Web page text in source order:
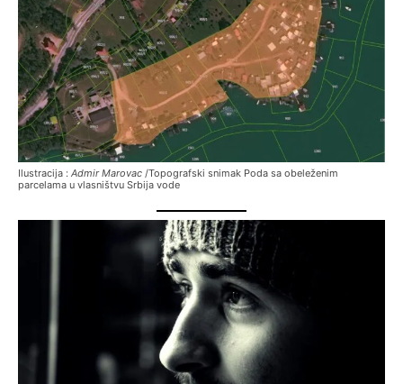
Ilustracija : Admir Marovac /Topografski snimak Poda sa obeleženim
parcelama u vlasništvu Srbija vode